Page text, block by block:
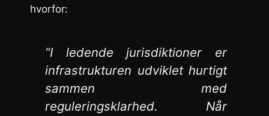
hvorfor:
“I ledende jurisdiktioner er
infrastrukturen udviklet hurtigt
sammen med
reguleringsklarhed. Når